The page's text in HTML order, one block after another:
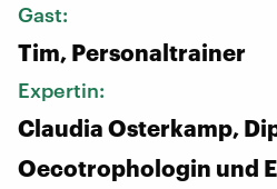
Gast:
Tim, Personaltrainer
Expertin:
Claudia Osterkamp,
Oecotrophologin und